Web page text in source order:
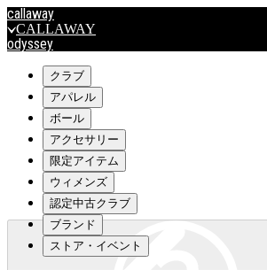
callaway
CALLAWAY
odyssey
travismathew
outlet
OUTLET
キャロウェイアパレルはこちら>>>
クラブ
アパレル
ボール
アクセサリー
限定アイテム
ウィメンズ
認定中古クラブ
ブランド
ストア・イベント